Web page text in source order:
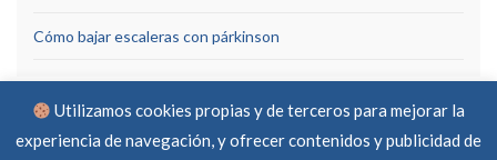
Cómo bajar escaleras con párkinson
Utilizamos cookies propias y de terceros para mejorar la
experiencia de navegación, y ofrecer contenidos y publicidad de